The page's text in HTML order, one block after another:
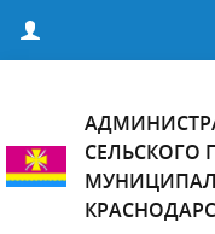
СЕЛЬСКОГО